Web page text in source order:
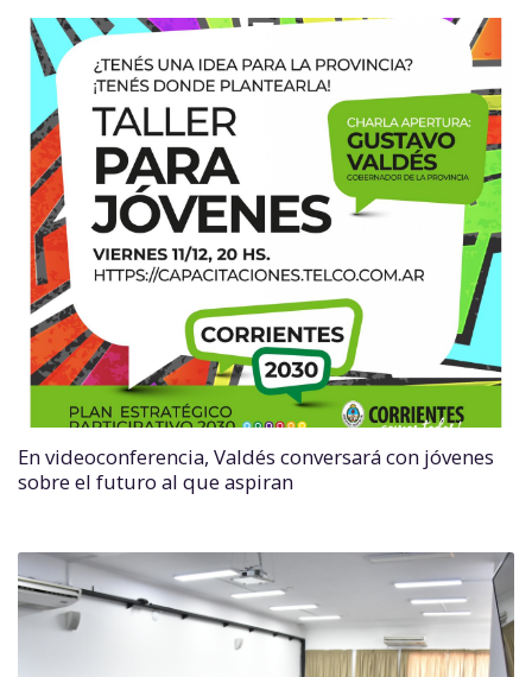
En videoconferencia, Valdés conversará con jóvenes
sobre el futuro al que aspiran